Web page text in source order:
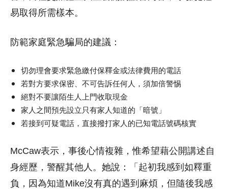
易取得所需樣本。
防範家庭緊急騙局的建議：
切勿理會要求緊急繳付保釋金或法律費用的電話
若對方要求保密、不可告訴任何人，須加倍警惕
絕對不要讓陌生人上門收取現金
家人之間預先設立只有家人知道的「暗號」
若接到可疑電話，直接撥打家人的已知電話號碼核實
McCaw表示，事後心情複雜，惟希望藉公開講述自
身經歷，警醒其他人。她說：「起初我感到如釋重
負，因為知道Mike沒有真的遇到麻煩，但隨後我感